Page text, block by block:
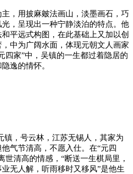
，用披麻皴法画山，淡墨画石，巧
，呈现出一种宁静淡泊的特点。他
平远式构图，在此基础上又加以创
中为广阔水面，体现元朝文人画家
四家”中，吴镇的一生都过着隐居的
逸的情怀。
镇，号云林，江苏无锡人，其家为
气节清高，不愿入仕。在“元四
世清高的情感，“断送一生棋局里，
无人解，听雨移时又移风”是他生